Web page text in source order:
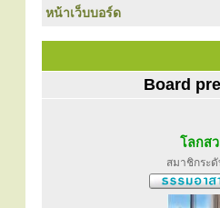
หน้าเว็บบอร์ด
Board
โลกส
สมาชิกระ